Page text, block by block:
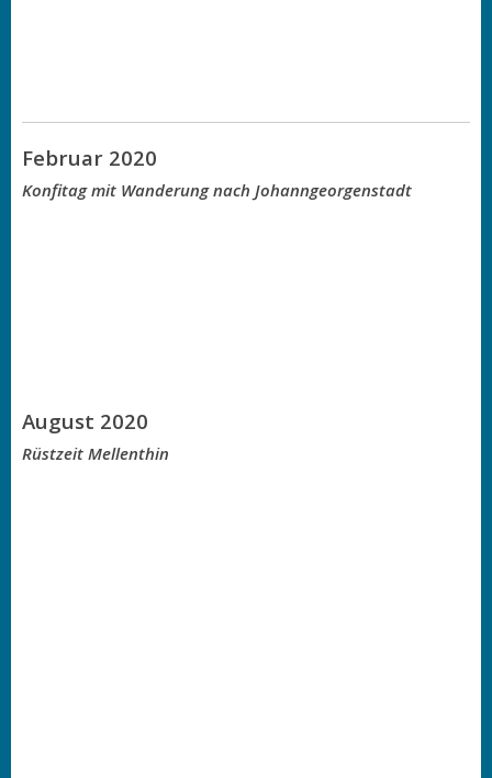
Februar 2020
Konfitag mit Wanderung nach Johanngeorgenstadt
August 2020
Rüstzeit Mellenthin